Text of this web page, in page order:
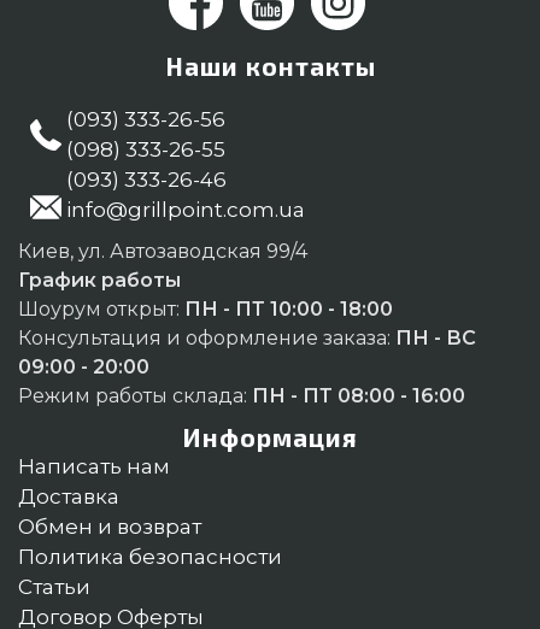
Наши контакты
(093) 333-26-56
(098) 333-26-55
(093) 333-26-46
info@grillpoint.com.ua
Киев, ул. Автозаводская 99/4
График работы
Шоурум открыт: ПН - ПТ 10:00 - 18:00
Консультация и оформление заказа: ПН - ВС
09:00 - 20:00
Режим работы склада: ПН - ПТ 08:00 - 16:00
Информация
Написать нам
Доставка
Обмен и возврат
Политика безопасности
Статьи
Договор Оферты